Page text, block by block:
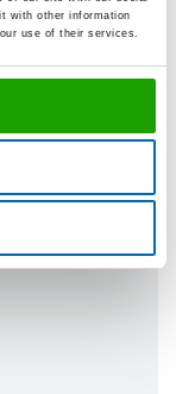
with other information
use of their services.
mates.
grâce aux
dans des
disponible en